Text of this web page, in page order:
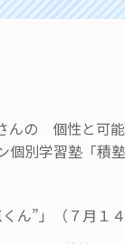
んの 個性と可
別学習塾「積
ん”」（７月１４